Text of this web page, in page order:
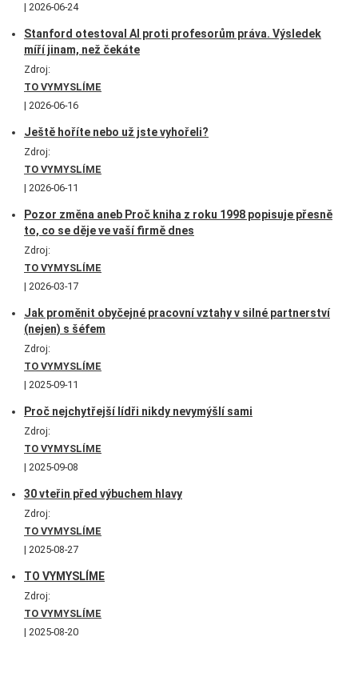
2026-06-24
Stanford otestoval AI proti profesorům práva. Výsledek
míří jinam, než čekáte
Zdroj:
TO VYMYSLÍME
2026-06-16
Ještě hoříte nebo už jste vyhořeli?
Zdroj:
TO VYMYSLÍME
2026-06-11
Pozor změna aneb Proč kniha z roku 1998 popisuje přesně
to, co se děje ve vaší firmě dnes
Zdroj:
TO VYMYSLÍME
2026-03-17
Jak proměnit obyčejné pracovní vztahy v silné partnerství
(nejen) s šéfem
Zdroj:
TO VYMYSLÍME
2025-09-11
Proč nejchytřejší lídři nikdy nevymýšlí sami
Zdroj:
TO VYMYSLÍME
2025-09-08
30 vteřin před výbuchem hlavy
Zdroj:
TO VYMYSLÍME
2025-08-27
TO VYMYSLÍME
Zdroj:
TO VYMYSLÍME
2025-08-20